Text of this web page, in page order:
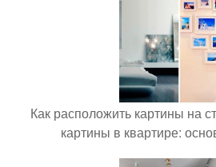
Как расположить картины на
картины в квартире: